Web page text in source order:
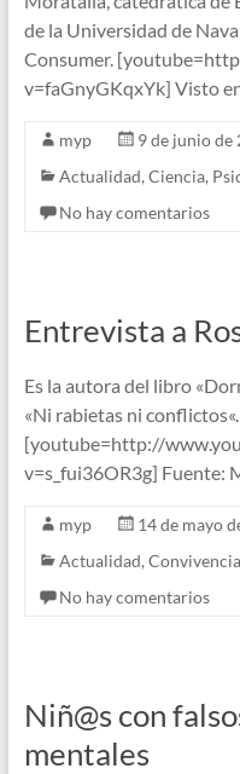
de la Universidad de
Consumer.
v=faGnyGKqxYk] Visto
myp
9 de junio de
Actualidad, Ciencia,
No hay comentarios
Entrevista a
Es la autora del libro
«Ni rabietas ni
[youtube=http://
v=s_fui36OR3g] Fuente:
myp
14 de mayo
Actualidad, Convivencia
No hay comentarios
Niñ@s con
mentales